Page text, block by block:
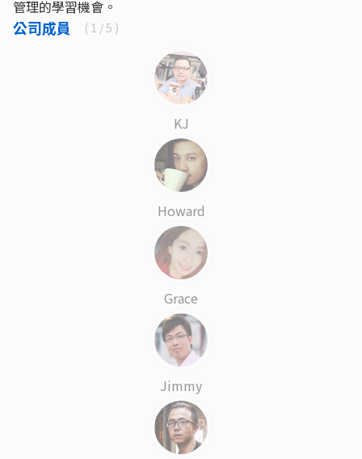
管理的學習機會。
公司成員 ( 1 / 5 )
KJ
Howard
Grace
Jimmy